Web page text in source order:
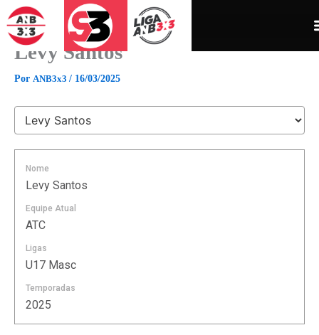
para
conteúdo
Levy Santos
Por ANB3x3 / 16/03/2025
Nome
Levy Santos
Equipe Atual
ATC
Ligas
U17 Masc
Temporadas
2025